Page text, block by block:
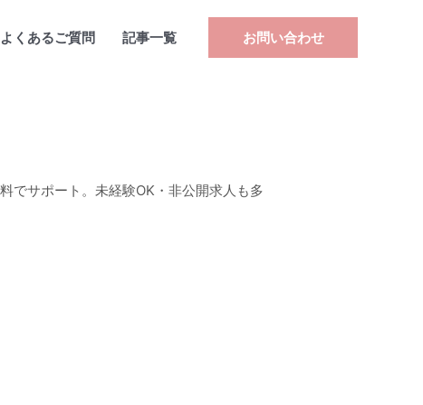
よくあるご質問 記事一覧 お問い合わせ
でサポート。未経験OK・非公開求人も多